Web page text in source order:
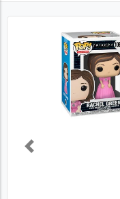
Previous